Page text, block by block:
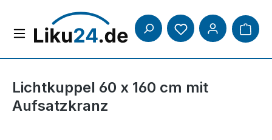
Zum Hauptinhalt springen
Lichtkuppel 60 x 160 cm mit
Aufsatzkranz